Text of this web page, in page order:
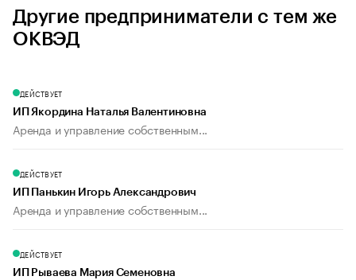
Другие предприниматели с тем же
ОКВЭД
ДЕЙСТВУЕТ
ИП Якордина Наталья Валентиновна
Аренда и управление собственным...
ДЕЙСТВУЕТ
ИП Панькин Игорь Александрович
Аренда и управление собственным...
ДЕЙСТВУЕТ
ИП Рываева Мария Семеновна